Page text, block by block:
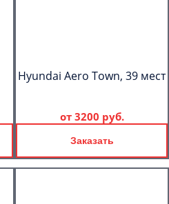
Hyundai Aero Town, 39 мест
от 3200 руб.
Заказать